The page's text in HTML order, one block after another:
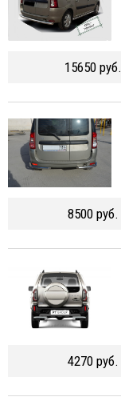
15650 руб.
8500 руб.
4270 руб.